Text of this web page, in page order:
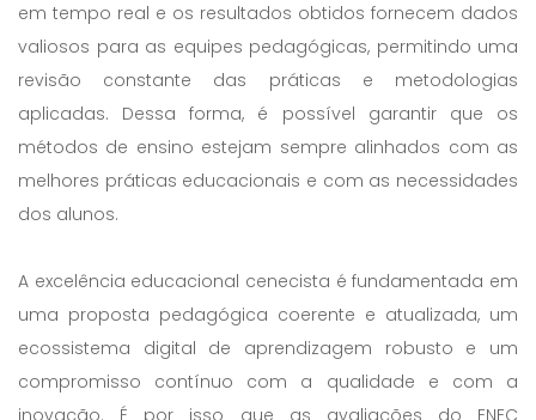
em tempo real e os resultados obtidos fornecem dados
valiosos para as equipes pedagógicas, permitindo uma
revisão constante das práticas e metodologias
aplicadas. Dessa forma, é possível garantir que os
métodos de ensino estejam sempre alinhados com as
melhores práticas educacionais e com as necessidades
dos alunos.
A excelência educacional cenecista é fundamentada em
uma proposta pedagógica coerente e atualizada, um
ecossistema digital de aprendizagem robusto e um
compromisso contínuo com a qualidade e com a